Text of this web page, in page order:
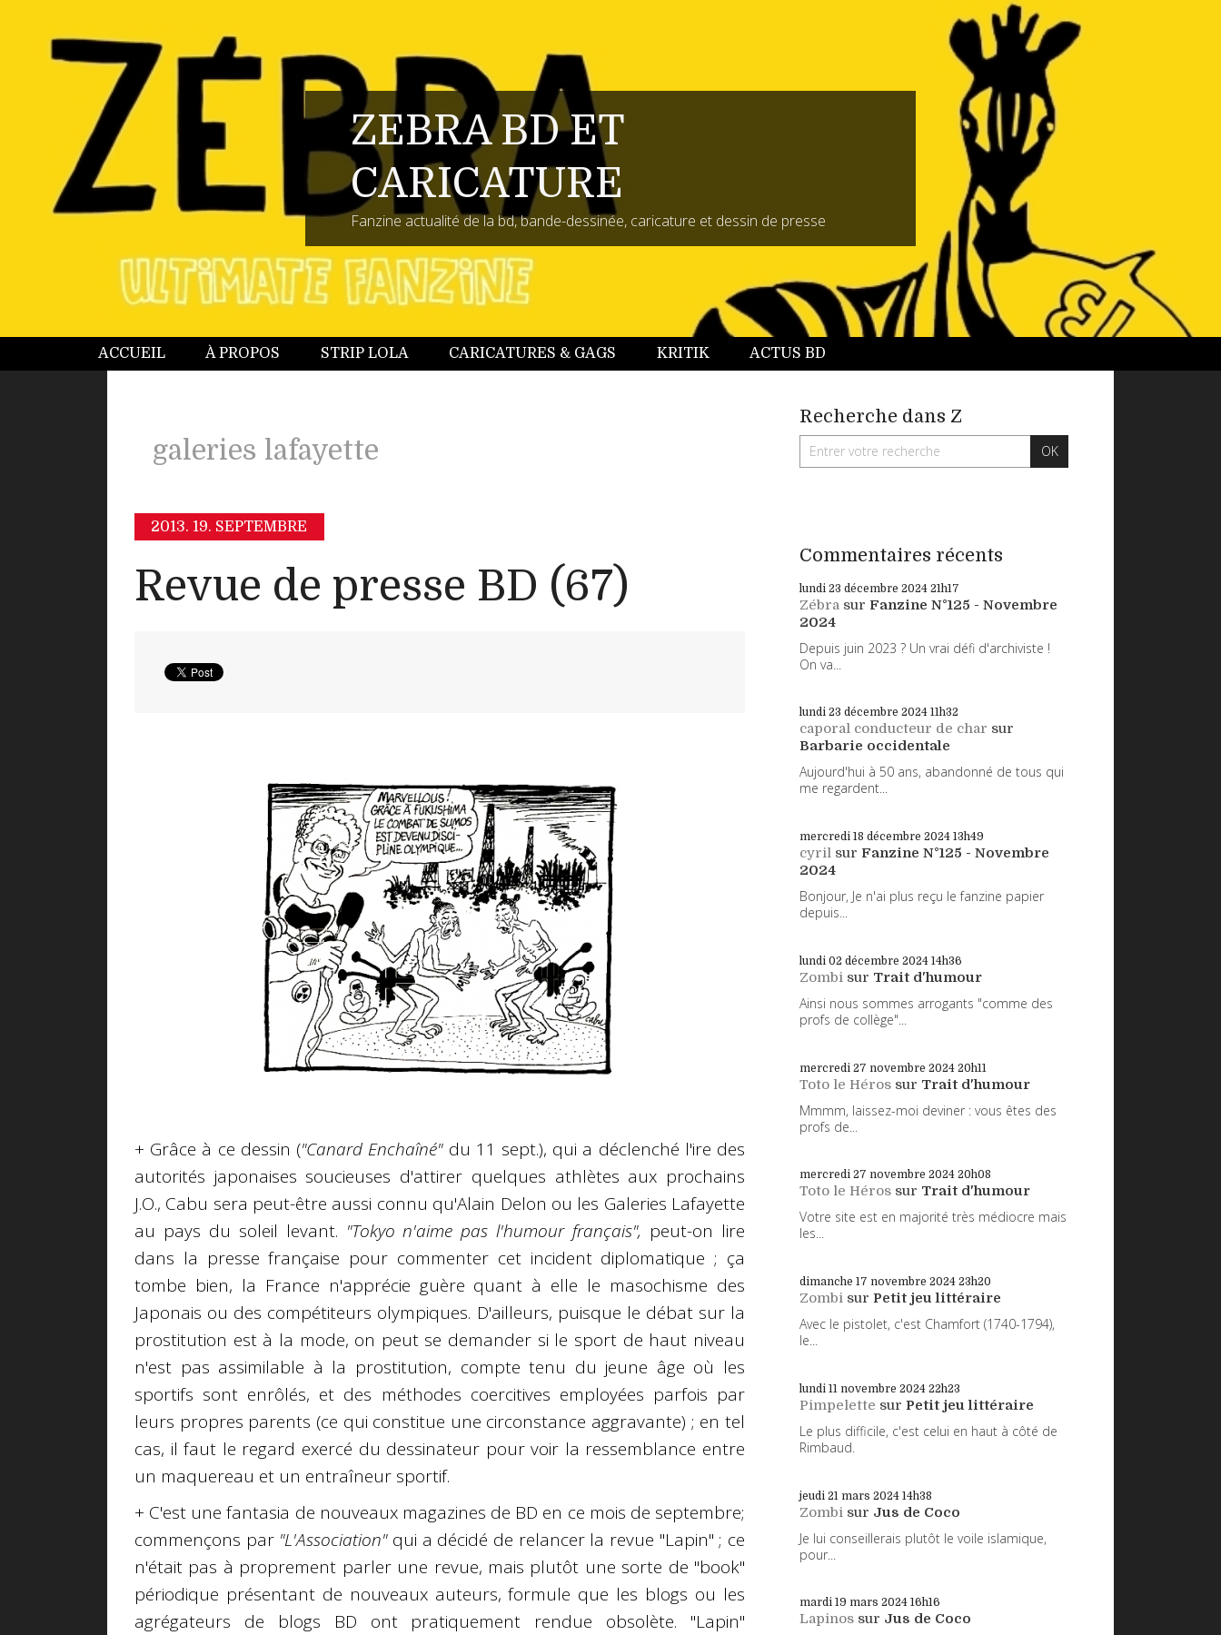
ZEBRA BD ET
CARICATURE
Fanzine actualité de la bd, bande-dessinée, caricature et dessin de presse
ACCUEIL À PROPOS STRIP LOLA CARICATURES & GAGS KRITIK ACTUS BD
galeries lafayette
2013. 19. SEPTEMBRE
Revue de presse BD (67)
+ Grâce à ce dessin ("Canard Enchaîné"du 11 sept.), qui a déclenché l'ire des
autorités japonaises soucieuses d'attirer quelques athlètes aux prochains
J.O., Cabu sera peut-être aussi connu qu'Alain Delon ou les Galeries Lafayette
au pays du soleil levant. "Tokyo n'aime pas l'humour français", peut-on lire
dans la presse française pour commenter cet incident diplomatique ; ça
tombe bien, la France n'apprécie guère quant à elle le masochisme des
Japonais ou des compétiteurs olympiques. D'ailleurs, puisque le débat sur la
prostitution est à la mode, on peut se demander si le sport de haut niveau
n'est pas assimilable à la prostitution, compte tenu du jeune âge où les
sportifs sont enrôlés, et des méthodes coercitives employées parfois par
leurs propres parents (ce qui constitue une circonstance aggravante) ; en tel
cas, il faut le regard exercé du dessinateur pour voir la ressemblance entre
un maquereau et un entraîneur sportif.
+ C'est une fantasia de nouveaux magazines de BD en ce mois de septembre;
commençons par "L'Association"qui a décidé de relancer la revue "Lapin" ; ce
n'était pas à proprement parler une revue, mais plutôt une sorte de "book"
périodique présentant de nouveaux auteurs, formule que les blogs ou les
agrégateurs de blogs BD ont pratiquement rendue obsolète. "Lapin"
Recherche dans Z
Commentaires récents
lundi 23 décembre 2024 21h17
Zébra sur Fanzine N°125 - Novembre
2024
Depuis juin 2023 ? Un vrai défi d'archiviste !
On va...
lundi 23 décembre 2024 11h32
caporal conducteur de char sur
Barbarie occidentale
Aujourd'hui à 50 ans, abandonné de tous qui
me regardent...
mercredi 18 décembre 2024 13h49
cyril sur Fanzine N°125 - Novembre
2024
Bonjour, Je n'ai plus reçu le fanzine papier
depuis...
lundi 02 décembre 2024 14h36
Zombi sur Trait d'humour
Ainsi nous sommes arrogants "comme des
profs de collège"...
mercredi 27 novembre 2024 20h11
Toto le Héros sur Trait d'humour
Mmmm, laissez-moi deviner : vous êtes des
profs de...
mercredi 27 novembre 2024 20h08
Toto le Héros sur Trait d'humour
Votre site est en majorité très médiocre mais
les...
dimanche 17 novembre 2024 23h20
Zombi sur Petit jeu littéraire
Avec le pistolet, c'est Chamfort (1740-1794),
le...
lundi 11 novembre 2024 22h23
Pimpelette sur Petit jeu littéraire
Le plus difficile, c'est celui en haut à côté de
Rimbaud.
jeudi 21 mars 2024 14h38
Zombi sur Jus de Coco
Je lui conseillerais plutôt le voile islamique,
pour...
mardi 19 mars 2024 16h16
Lapinos sur Jus de Coco